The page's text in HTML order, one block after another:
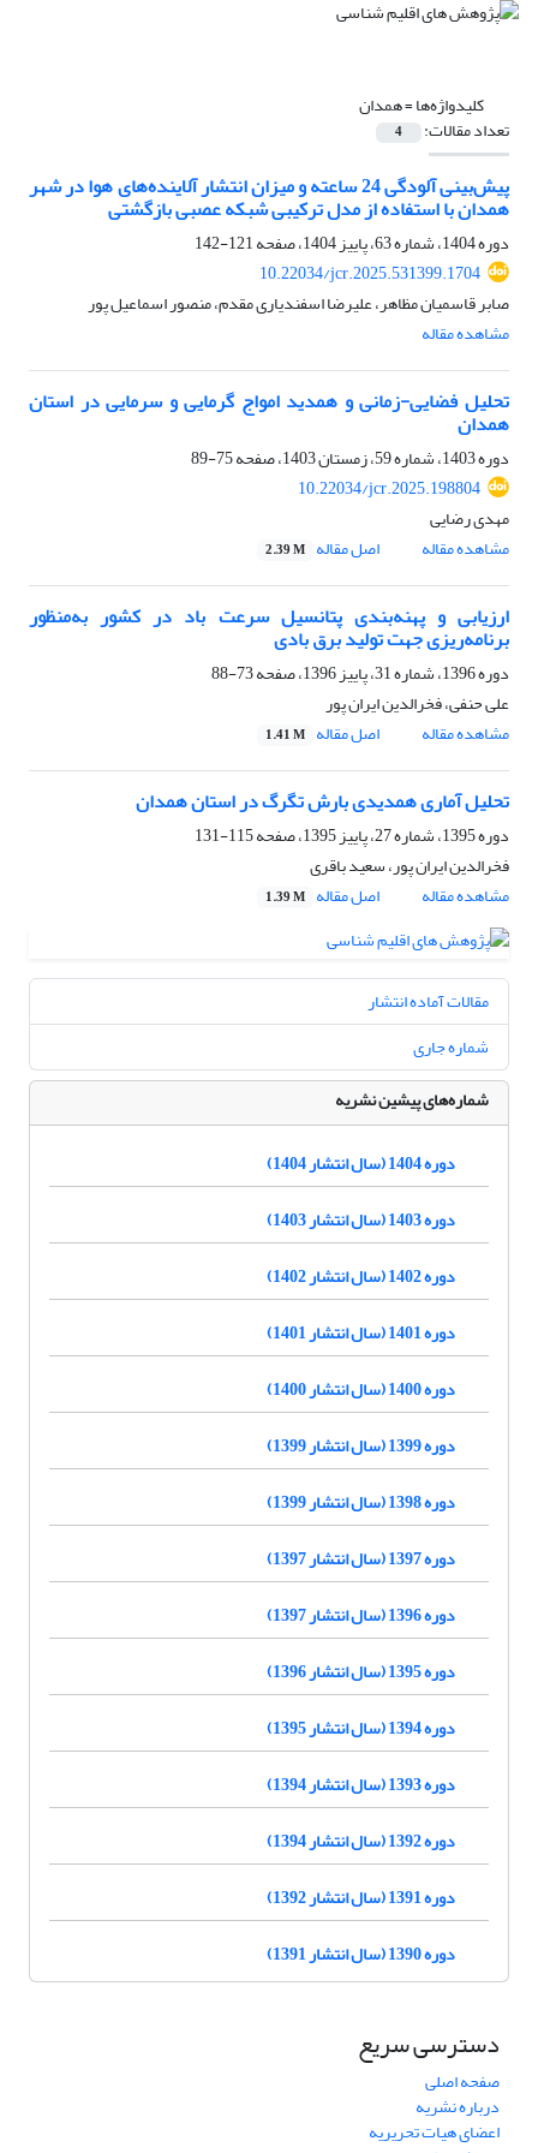
کلیدواژه‌ها =همدان
تعداد مقالات: 4
پیش‌بینی آلودگی 24 ساعته و میزان انتشار آلاینده‌های هوا در شهر
همدان با استفاده از مدل ترکیبی شبکه عصبی بازگشتی
دوره 1404، شماره 63، پاییز 1404، صفحه
121-142
10.22034/jcr.2025.531399.1704
صابر قاسمیان مظاهر، علیرضا اسفندیاری مقدم، منصور اسماعیل پور
مشاهده مقاله
تحلیل فضایی-زمانی و همدید امواج گرمایی و سرمایی در استان
همدان
دوره 1403، شماره 59، زمستان 1403، صفحه
75-89
10.22034/jcr.2025.198804
مهدی رضایی
مشاهده مقاله
اصل مقاله 2.39 M
ارزیابی و پهنه‌بندی پتانسیل سرعت باد در کشور به‌منظور
برنامه‌ریزی جهت تولید برق بادی
دوره 1396، شماره 31، پاییز 1396، صفحه
73-88
علی حنفی، فخرالدین ایران پور
مشاهده مقاله
اصل مقاله 1.41 M
تحلیل آماری همدیدی بارش تگرگ در استان همدان
دوره 1395، شماره 27، پاییز 1395، صفحه
115-131
فخرالدین ایران پور، سعید باقری
مشاهده مقاله
اصل مقاله 1.39 M
مقالات آماده انتشار
شماره جاری
شماره‌های پیشین نشریه
دوره 1404 (سال انتشار 1404)
دوره 1403 (سال انتشار 1403)
دوره 1402 (سال انتشار 1402)
دوره 1401 (سال انتشار 1401)
دوره 1400 (سال انتشار 1400)
دوره 1399 (سال انتشار 1399)
دوره 1398 (سال انتشار 1399)
دوره 1397 (سال انتشار 1397)
دوره 1396 (سال انتشار 1397)
دوره 1395 (سال انتشار 1396)
دوره 1394 (سال انتشار 1395)
دوره 1393 (سال انتشار 1394)
دوره 1392 (سال انتشار 1394)
دوره 1391 (سال انتشار 1392)
دوره 1390 (سال انتشار 1391)
دسترسی سریع
صفحه اصلی
درباره نشریه
اعضای هیات تحریریه